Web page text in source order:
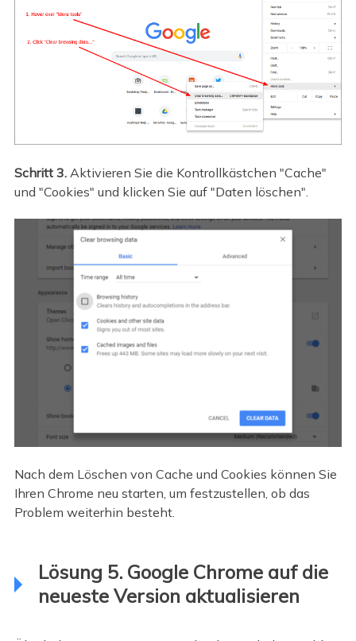
Schritt 3. Aktivieren Sie die Kontrollkästchen "Cache"
und "Cookies" und klicken Sie auf "Daten löschen".
Nach dem Löschen von Cache und Cookies können Sie
Ihren Chrome neu starten, um festzustellen, ob das
Problem weiterhin besteht.
Lösung 5. Google Chrome auf die
neueste Version aktualisieren